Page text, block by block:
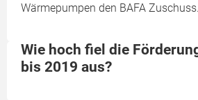
Wärmepumpen den BAFA Zuschuss.
Wie hoch fiel die
bis 2019 aus?